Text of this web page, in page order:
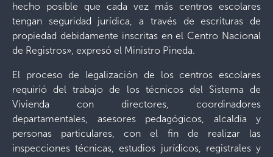
hecho posible que cada vez más centros escolares
tengan seguridad jurídica, a través de escrituras de
propiedad debidamente inscritas en el Centro Nacional
de Registros», expresó el Ministro Pineda.
El proceso de legalización de los centros escolares
requirió del trabajo de los técnicos del Sistema de
Vivienda con directores, coordinadores
departamentales, asesores pedagógicos, alcaldía y
personas particulares, con el fin de realizar las
inspecciones técnicas, estudios jurídicos, registrales y